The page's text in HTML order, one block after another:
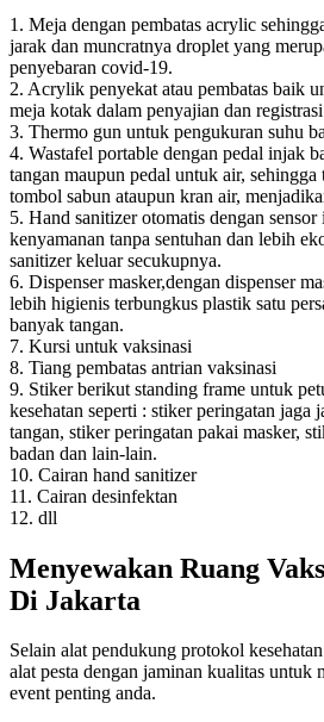
1. Meja dengan pembatas acrylic
jarak dan muncratnya droplet yang
penyebaran covid-19.
2. Acrylik penyekat atau pembatas baik
meja kotak dalam penyajian dan
3. Thermo gun untuk pengukuran suhu
4. Wastafel portable dengan pedal injak
tangan maupun pedal untuk air,
tombol sabun ataupun kran air,
5. Hand sanitizer otomatis dengan
kenyamanan tanpa sentuhan dan lebih
sanitizer keluar secukupnya.
6. Dispenser masker,dengan dispenser
lebih higienis terbungkus plastik satu
banyak tangan.
7. Kursi untuk vaksinasi
8. Tiang pembatas antrian vaksinasi
9. Stiker berikut standing frame untuk
kesehatan seperti : stiker peringatan jaga
tangan, stiker peringatan pakai masker,
badan dan lain-lain.
10. Cairan hand sanitizer
11. Cairan desinfektan
12. dll
Menyewakan Ruang
Di Jakarta
Selain alat pendukung protokol
alat pesta dengan jaminan kualitas untuk
event penting anda.